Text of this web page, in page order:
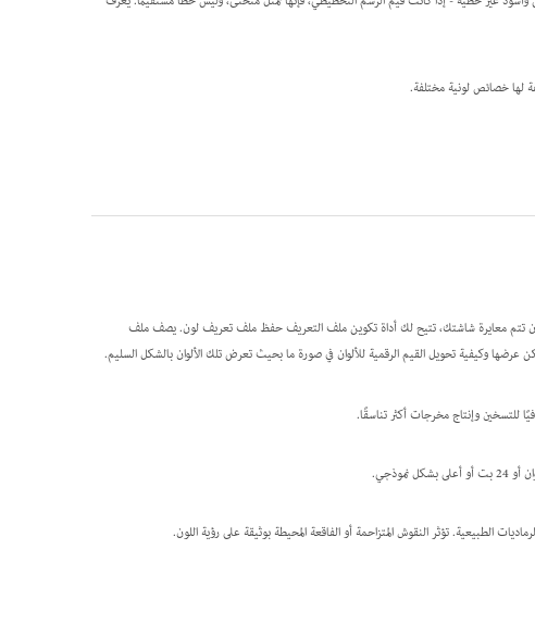
أن تتم معايرة شاشتك، تتيح لك أداة تكوين ملف التعريف حفظ ملف تعريف لون. يصف ملف
عرضها وكيفية تحويل القيم الرقمية للألوان في صورة ما بحيث تعرض تلك الألوان بالشكل السليم.
وإنتاج مخرجات أكثر تناسقًا.
تؤثر النقوش المتزاحمة أو الفاقعة المحيطة بوثيقة على رؤية اللون.